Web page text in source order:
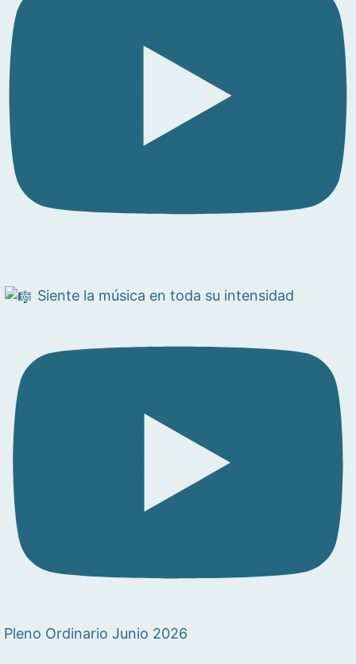
Siente la música en toda su intensidad
Pleno Ordinario Junio 2026